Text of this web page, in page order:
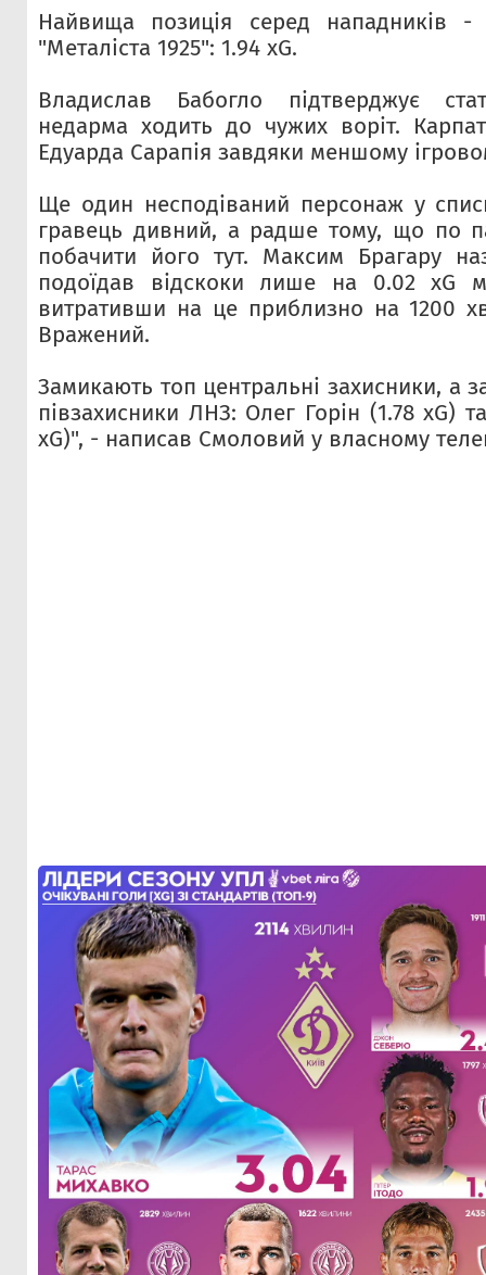
Найвища позиція серед нападників -
"Металіста 1925": 1.94 xG.
Владислав Бабогло підтверджує
недарма ходить до чужих воріт.
Едуарда Сарапія завдяки меншому
Ще один несподіваний персонаж у
гравець дивний, а радше тому, що по
побачити його тут. Максим Брагару
подоїдав відскоки лише на 0.02 xG
витративши на це приблизно на 1200
Вражений.
Замикають топ центральні захисники, а
півзахисники ЛНЗ: Олег Горін (1.78 xG)
xG)", - написав Смоловий у власному